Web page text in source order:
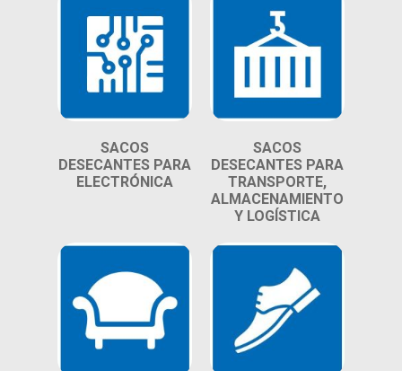
SACOS
DESECANTES PARA
ELECTRÓNICA
SACOS
DESECANTES PARA
TRANSPORTE,
ALMACENAMIENTO
Y LOGÍSTICA